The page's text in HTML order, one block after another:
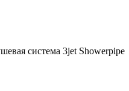
система 3jet Showerpipe